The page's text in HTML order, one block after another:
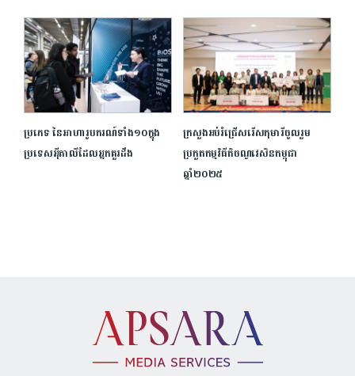
ប្រភេទ នៃអាហារូបករណ៍ទាំង១០ក្នុង
ប្រទេសអ៉ីតាលីដែលអ្នកគួរដឹង
ក្រសួងអប់រំជ្រើសរើសកុមារីចូលរួម
ប្រកួតកម្មវិធីតិចណូវេសិនកម្ពុជា
ឆ្នាំ២០២៥